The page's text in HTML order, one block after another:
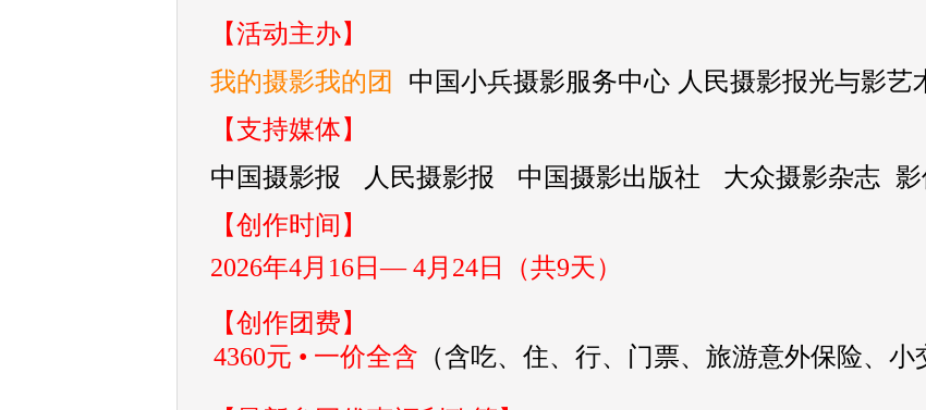
【活动主办】
我的摄影我的团
中国小兵摄影服务中心 人民摄影报光与影艺
【支持媒体】
中国摄影报 人民摄影报 中国摄影出版社 大众摄影杂志 影
【创作时间】
2026年4月16日— 4月24日（共9天）
【创作团费】
4360元 • 一价全含 （含吃、住、行、门票、旅游意外保险、小